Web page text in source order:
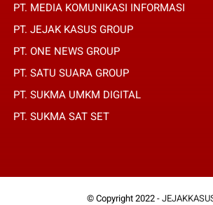
PT. MEDIA KOMUNIKASI INFORMASI
PT. JEJAK KASUS GROUP
PT. ONE NEWS GROUP
PT. SATU SUARA GROUP
PT. SUKMA UMKM DIGITAL
PT. SUKMA SAT SET
© Copyright 2022 -